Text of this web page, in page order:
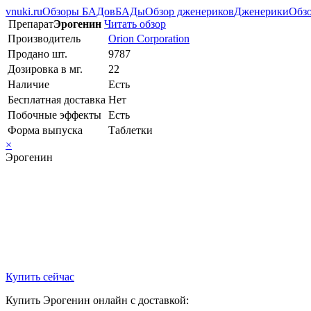
vnuki.ruОбзоры БАДовБАДыОбзор дженериковДженерики
ПрепаратЭрогенин Читать обзор
Производитель
Orion Corporation
Продано шт.
9787
Дозировка в мг.
22
Наличие
Есть
Бесплатная доставка Нет
Побочные эффекты Есть
Форма выпуска
Таблетки
×
Эрогенин
Купить сейчас
Купить Эрогенин онлайн с доставкой: